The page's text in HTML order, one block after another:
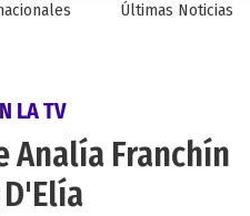
Últimas Noticias
LA TV
Analía Franchín